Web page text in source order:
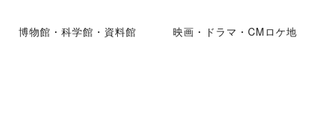
博物館・科学館・資料館 映画・ドラマ・CMロケ地